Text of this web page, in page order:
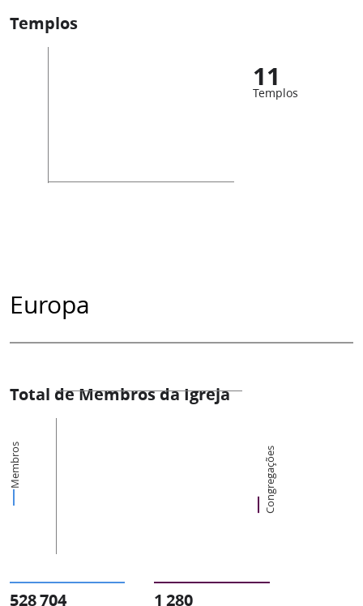
Templos
11
Templos
Europa
Total de Membros da Igreja
Membros Congregações
528 704 1 280